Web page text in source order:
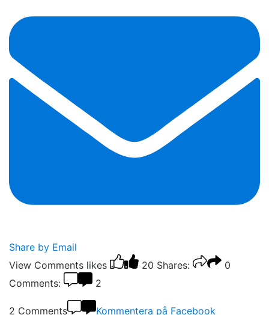
Share by Email
View Comments likes 20 Shares:
0
Comments:
2
2 Comments Kommentera på Facebook